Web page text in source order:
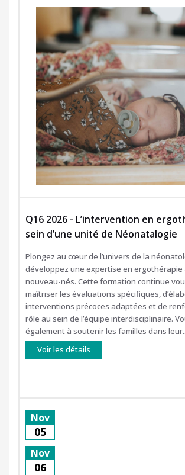
Q16 2026 - L’intervention en
sein d’une unité de Néonatalogie
Plongez au cœur de l’univers de la
développez une expertise en ergothérapie
nouveau-nés. Cette formation continue
maîtriser les évaluations spécifiques,
interventions précoces adaptées et de
rôle au sein de l’équipe interdisciplinaire.
également à soutenir les familles dans
Voir les détails
05
Nov
06
Nov